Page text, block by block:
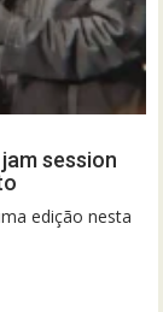
session
edição nesta